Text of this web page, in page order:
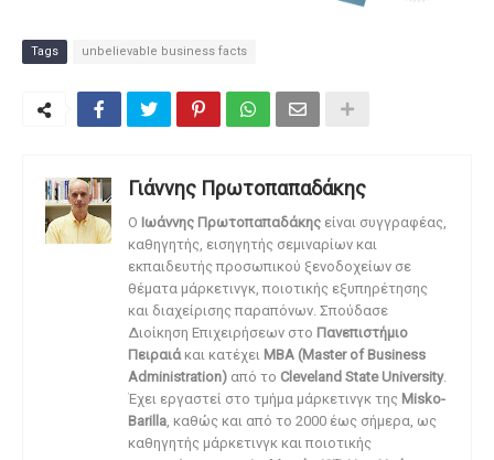
Tags unbelievable business facts
Γιάννης Πρωτοπαπαδάκης
O Ιωάννης Πρωτοπαπαδάκης είναι συγγραφέας,
καθηγητής, εισηγητής σεμιναρίων και
εκπαιδευτής προσωπικού ξενοδοχείων σε
θέματα μάρκετινγκ, ποιοτικής εξυπηρέτησης
και διαχείρισης παραπόνων. Σπούδασε
Διοίκηση Επιχειρήσεων στο Πανεπιστήμιο
Πειραιάκαι κατέχει MBA (Master of Business
Administration) από το Cleveland State University.
Έχει εργαστεί στο τμήμα μάρκετινγκ της Misko-
Barilla, καθώς και από το 2000 έως σήμερα, ως
καθηγητής μάρκετινγκ και ποιοτικής